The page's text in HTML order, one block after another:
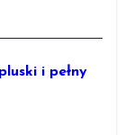
i pełny